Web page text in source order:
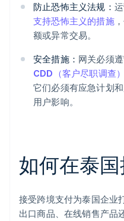
防止恐怖主义法规：
支持恐怖主义的措施
额或异常交易。
安全措施： 网关必须
CDD（客户尽职调查）
它们必须有应急计划
用户影响。
如何在泰
接受跨境支付为泰国企业
出口商品、在线销售产品